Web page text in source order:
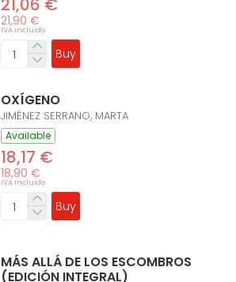
21,06 €
21,90 €
IVA incluido
Buy
OXÍGENO
JIMÉNEZ SERRANO, MARTA
Available
18,17 €
18,90 €
IVA incluido
Buy
MÁS ALLÁ DE LOS ESCOMBROS
(EDICIÓN INTEGRAL)